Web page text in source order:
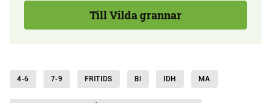
Till Vilda grannar
4-6 7-9 FRITIDS BI IDH MA